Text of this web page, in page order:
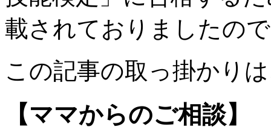
載されておりましたの
この記事の取っ掛かり
【ママからのご相談】